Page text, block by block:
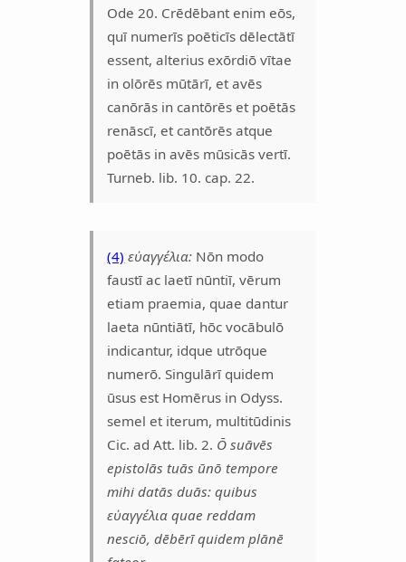
Ode 20. Crēdēbant enim eōs,
quī numerīs poēticīs dēlectātī
essent, alterius exōrdiō vītae
in olōrēs mūtārī, et avēs
canōrās in cantōrēs et poētās
renāscī, et cantōrēs atque
poētās in avēs mūsicās vertī.
Turneb. lib. 10. cap. 22.
(4) εὐαγγέλια: Nōn modo
faustī ac laetī nūntiī, vērum
etiam praemia, quae dantur
laeta nūntiātī, hōc vocābulō
indicantur, idque utrōque
numerō. Singulārī quidem
ūsus est Homērus in Odyss.
semel et iterum, multitūdinis
Cic. ad Att. lib. 2. Ō suāvēs
epistolās tuās ūnō tempore
mihi datās duās: quibus
εὐαγγέλια quae reddam
nesciō, dēbērī quidem plānē